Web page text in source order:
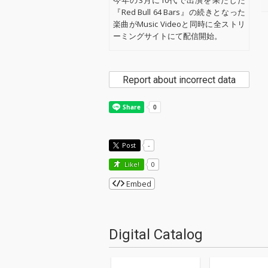
『Red Bull 64 Bars』の続きとなった
楽曲がMusic Videoと同時に全ストリ
ーミングサイトにて配信開始。
Report about incorrect data
Post -
Like! 0
Embed
Digital Catalog